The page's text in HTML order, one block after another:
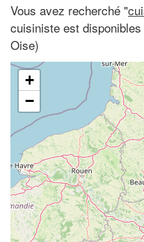
Vous avez recherché "
cuisiniste est
Oise)
+
−